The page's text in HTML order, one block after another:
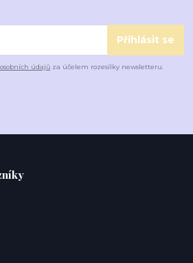
Přihlásit se
údajů za účelem rozesílky newsletteru.